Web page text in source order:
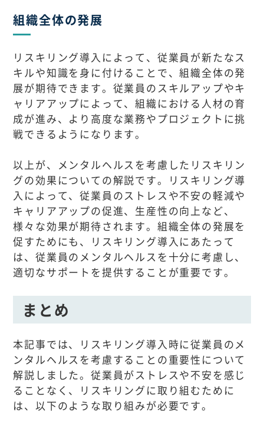
組織全体の発展
リスキリング導入によって、従業員が新たなス
キルや知識を身に付けることで、組織全体の発
展が期待できます。従業員のスキルアップやキ
ャリアアップによって、組織における人材の育
成が進み、より高度な業務やプロジェクトに挑
戦できるようになります。
以上が、メンタルヘルスを考慮したリスキリン
グの効果についての解説です。リスキリング導
入によって、従業員のストレスや不安の軽減や
キャリアアップの促進、生産性の向上など、
様々な効果が期待されます。組織全体の発展を
促すためにも、リスキリング導入にあたって
は、従業員のメンタルヘルスを十分に考慮し、
適切なサポートを提供することが重要です。
まとめ
本記事では、リスキリング導入時に従業員のメ
ンタルヘルスを考慮することの重要性について
解説しました。従業員がストレスや不安を感じ
ることなく、リスキリングに取り組むために
は、以下のような取り組みが必要です。